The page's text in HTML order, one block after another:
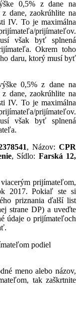
0,5% z dane na
z dane, zaokrúhlite na
IV. To je maximálna
prijímateľov.
však byť splnená
Okrem toho
daru, ktorý musí byť
0,5% z dane na
z dane, zaokrúhlite na
IV. To je maximálna
prijímateľov.
však byť splnená
, Názov: CPR
, Sídlo: Farská 12,
prijímateľom,
2017. Pokiaľ ste si
priznania ďalší list
strane DP) a uveďte
údaje o prijímateľoch
podiel
meno alebo názov,
tak zaškrtnite